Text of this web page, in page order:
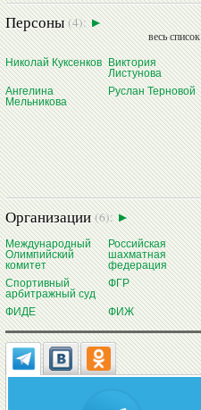
Персоны(4):
весь список
Николай Куксенков Виктория
Листунова
Ангелина
Мельникова
Руслан Терновой
Организации(6):
Международный
Олимпийский
комитет
Российская
шахматная
федерация
Спортивный
арбитражный суд
ФГР
ФИДЕ ФИЖ